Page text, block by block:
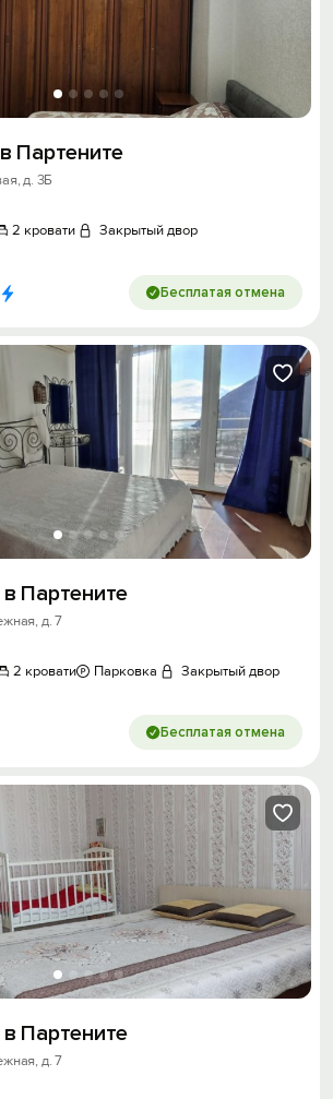
Партените
д. 3Б
2 кровати Закрытый двор
Бесплатая отмена
в Партените
д. 7
2 кровати Парковка Закрытый двор
Бесплатая отмена
в Партените
д. 7